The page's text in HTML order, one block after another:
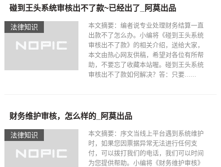
法律知识
碰到王头系统审核出不了款~已经出了_阿莫出品
本文摘要：编者说专业处理财务结算一直
出款不了怎么办。小编将《碰到王头系统
审核出不了款》的相关介绍，送给大家，
本文由热心网友供稿，希望对各位有所帮
助，不要忘了收藏本站喔。碰到王头系统
审核出不了款如何解决？答：只要......
法律知识
财务维护审核，怎么样的_阿莫出品
本文摘要：序文当线上平台遇到系统维护
时，如果您因票据异常无法进行任何支
付，可以拨打我们的电话，我们可以时间
为您提供帮助。小编将《财务维护审核》